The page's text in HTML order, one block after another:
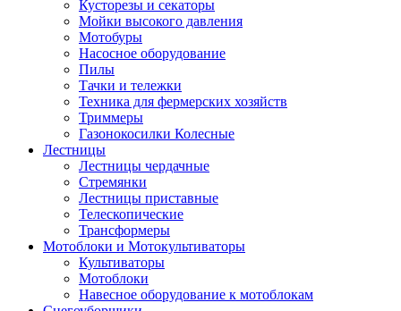
Кусторезы и секаторы
Мойки высокого давления
Мотобуры
Насосное оборудование
Пилы
Тачки и тележки
Техника для фермерских хозяйств
Триммеры
Газонокосилки Колесные
Лестницы
Лестницы чердачные
Стремянки
Лестницы приставные
Телескопические
Трансформеры
Мотоблоки и Мотокультиваторы
Культиваторы
Мотоблоки
Навесное оборудование к мотоблокам